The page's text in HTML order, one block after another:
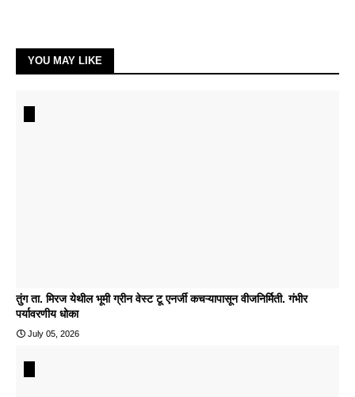
YOU MAY LIKE
तुंग ता. मिरज येथील भूमी ग्रीन वेस्ट टू एनर्जी कचऱ्यापासून वीजनिर्मिती. गंभीर
पर्यावरणीय धोका
July 05, 2026